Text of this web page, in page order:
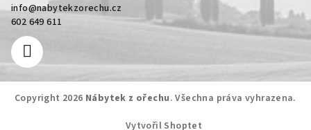
info@nabytekzorechu.cz
602 649 611
Copyright 2026 Nábytek z ořechu. Všechna práva vyhrazena.
Vytvořil Shoptet